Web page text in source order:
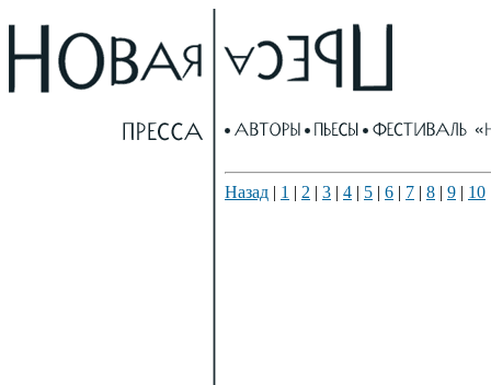
Назад | 1 | 2 | 3 | 4 | 5 | 6 | 7 | 8 | 9 | 10